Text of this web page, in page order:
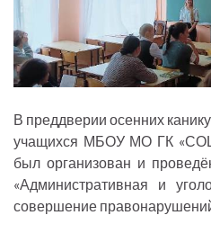
В преддверии осенних
учащихся МБОУ МО ГК
был организован и
«Административная и
совершение